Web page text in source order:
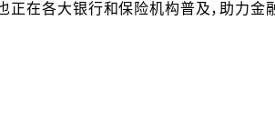
正在各大银行和保险机构普及，助力金